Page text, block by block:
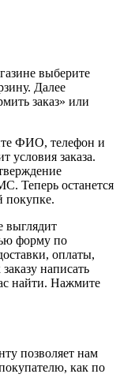
выберите
Далее
заказ» или
ФИО, телефон и
условия заказа.
Теперь останется
покупке.
выглядит
форму по
оплаты,
написать
найти. Нажмите
позволяет нам
как по